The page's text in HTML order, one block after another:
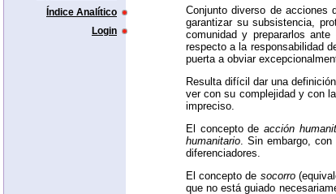
Índice Analítico
Login
Conjunto diverso de acciones
garantizar su subsistencia,
comunidad y prepararlos
respecto a la responsabilidad
puerta a obviar
Resulta difícil dar una
ver con su complejidad y con
impreciso.
El concepto de acción
humanitario. Sin embargo, con
diferenciadores.
El concepto de socorro
que no está guiado